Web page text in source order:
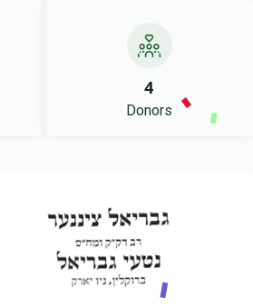
4
Donors